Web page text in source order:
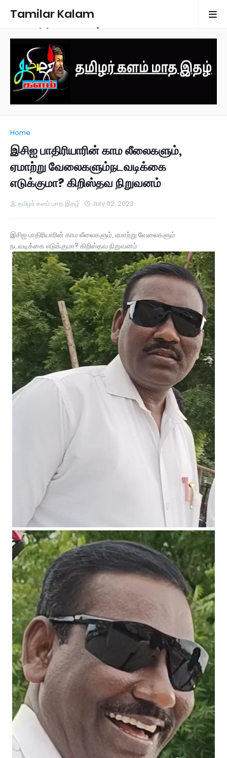
Tamilar Kalam
Monthly Magazine
Home
இசிஐ பாதிரியாரின் காம லீலைகளும்,
ஏமாற்று வேலைகளும்நடவடிக்கை
எடுக்குமா? கிறிஸ்தவ நிறுவனம்
தமிழர் களம் மாத இதழ் July 02, 2023
இசிஐ பாதிரியாரின் காம லீலைகளும், ஏமாற்று வேலைகளும்
நடவடிக்கை எடுக்குமா? கிறிஸ்தவ நிறுவனம்